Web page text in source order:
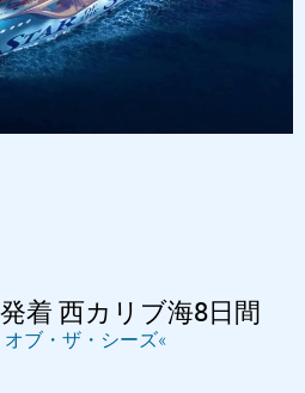
着 西カリブ海8日間
ブ・ザ・シーズ«